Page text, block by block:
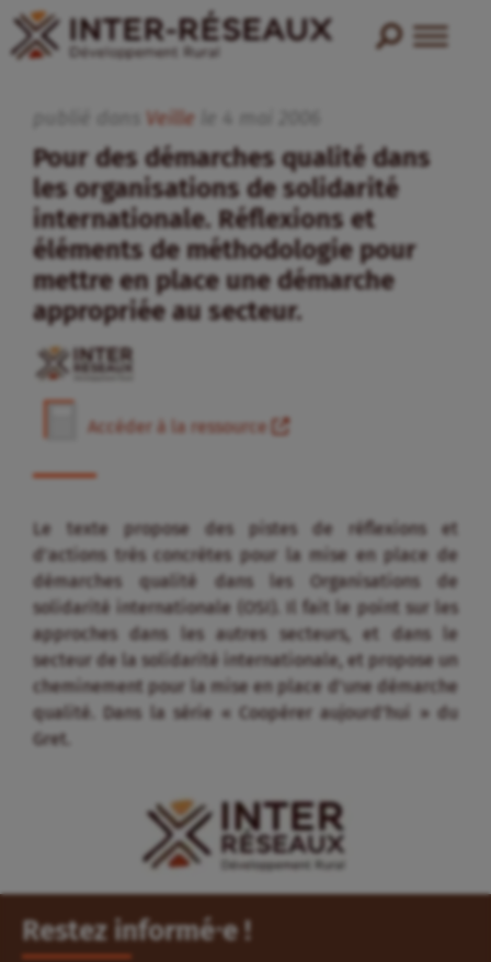
Veille
Pour des démarches qualité dans
les organisations de solidarité
internationale. Réflexions et
éléments de méthodologie pour
mettre en place une démarche
appropriée au secteur.
Accéder à la ressource
Le texte propose des pistes de réflexions et
d’actions très concrètes pour la mise en place de
démarches qualité dans les Organisations de
solidarité internationale (OSI). Il fait le point sur les
approches dans les autres secteurs, et dans le
secteur de la solidarité internationale, et propose un
cheminement pour la mise en place d’une démarche
qualité. Dans la série « Coopérer aujourd’hui » du
Gret.
Restez informé⸱e !